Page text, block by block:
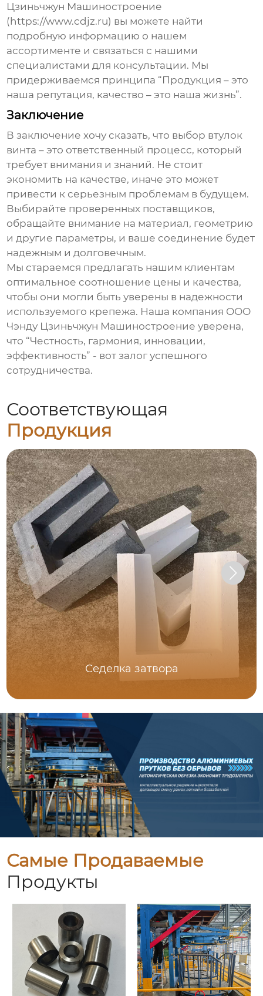
Цзиньчжун Машиностроение
(https://www.cdjz.ru) вы можете найти
подробную информацию о нашем
ассортименте и связаться с нашими
специалистами для консультации. Мы
придерживаемся принципа “Продукция – это
наша репутация, качество – это наша жизнь”.
Заключение
В заключение хочу сказать, что выбор втулок
винта – это ответственный процесс, который
требует внимания и знаний. Не стоит
экономить на качестве, иначе это может
привести к серьезным проблемам в будущем.
Выбирайте проверенных поставщиков,
обращайте внимание на материал, геометрию
и другие параметры, и ваше соединение будет
надежным и долговечным.
Мы стараемся предлагать нашим клиентам
оптимальное соотношение цены и качества,
чтобы они могли быть уверены в надежности
используемого крепежа. Наша компания ООО
Чэнду Цзиньчжун Машиностроение уверена,
что “Честность, гармония, инновации,
эффективность” - вот залог успешного
сотрудничества.
Соответствующая
Продукция
Седелка затвора
Самые Продаваемые
Продукты